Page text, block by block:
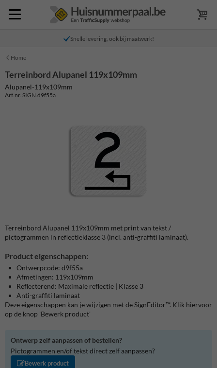
Snelle levering, ook bij maatwerk!
Home
Terreinbord Alupanel 119x109mm
Alupanel-119x109mm
Art.nr. SIGN.d9f55a
Terreinbord Alupanel 119x109mm met print van tekst /
pictogrammen in reflectieklasse 3 (incl. anti-graffiti laminaat).
Product eigenschappen:
Ontwerpcode: d9f55a
Afmetingen: 119x109mm
Reflecterend: Maximale reflectie | Klasse 3
Anti-graffiti laminaat
Deze eigenschappen kan je wijzigen met de SignEditor™. Klik hiervoor
op de knop 'Bewerk product'
Ontwerp zelf aanpassen of bestellen?
Pictogrammen en/of tekst direct zelf aanpassen?
Bewerk product